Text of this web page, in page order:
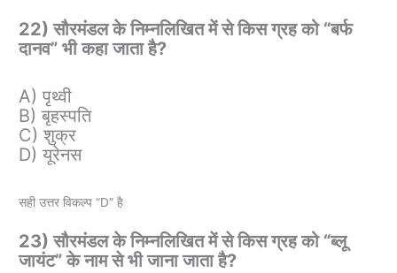
22) सौरमंडल के निम्नलिखित में से किस ग्रह को “बर्फ
दानव” भी कहा जाता है?
A) पृथ्वी
B) बृहस्पति
C) शुक्र
D) यूरेनस
सही उत्तर विकल्प “D” है
23) सौरमंडल के निम्नलिखित में से किस ग्रह को “ब्लू
जायंट” के नाम से भी जाना जाता है?